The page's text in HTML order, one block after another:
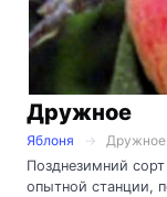
Дружное
Яблоня
Позднезимний
опытной станции,